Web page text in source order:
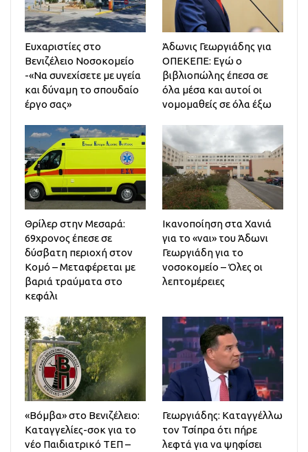
Ευχαριστίες στο
Βενιζέλειο Νοσοκομείο
-«Να συνεχίσετε με υγεία
και δύναμη το σπουδαίο
έργο σας»
Άδωνις Γεωργιάδης για
ΟΠΕΚΕΠΕ: Εγώ ο
βιβλιοπώλης έπεσα σε
όλα μέσα και αυτοί οι
νομομαθείς σε όλα έξω
Θρίλερ στην Μεσαρά:
69χρονος έπεσε σε
δύσβατη περιοχή στον
Κομό – Μεταφέρεται με
βαριά τραύματα στο
κεφάλι
Ικανοποίηση στα Χανιά
για το «ναι» του Άδωνι
Γεωργιάδη για το
νοσοκομείο – Όλες οι
λεπτομέρειες
«Βόμβα» στο Βενιζέλειο:
Καταγγελίες-σοκ για το
νέο Παιδιατρικό ΤΕΠ –
Γεωργιάδης: Καταγγέλλω
τον Τσίπρα ότι πήρε
λεφτά για να ψηφίσει